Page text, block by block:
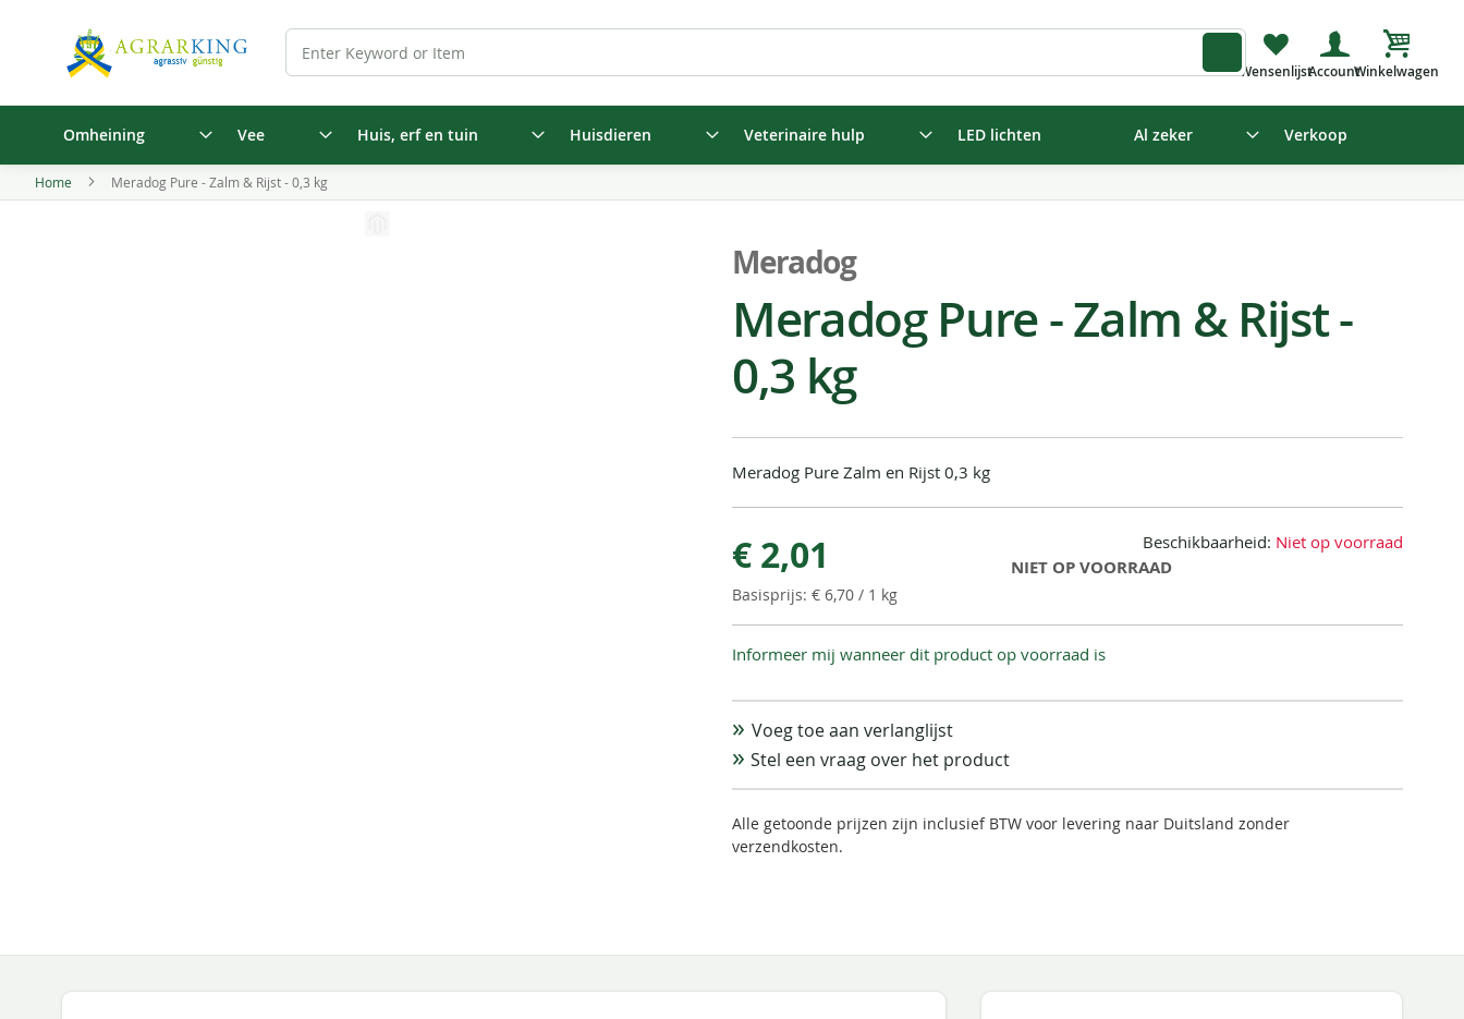
Omheining Vee Huis, erf en tuin Huisdieren Veterinaire hulp LED lichten Al zeker Verkoop
Home Meradog Pure - Zalm & Rijst - 0,3 kg
Meradog
Meradog Pure - Zalm & Rijst -
0,3 kg
Meradog Pure Zalm en Rijst 0,3 kg
€ 2,01
€ 6,70 / 1 kg
Beschikbaarheid: Niet op voorraad
NIET OP VOORRAAD
Informeer mij wanneer dit product op voorraad is
Voeg toe aan verlanglijst
Stel een vraag over het product
Alle getoonde prijzen zijn inclusief BTW voor levering naar Duitsland zonder
verzendkosten.